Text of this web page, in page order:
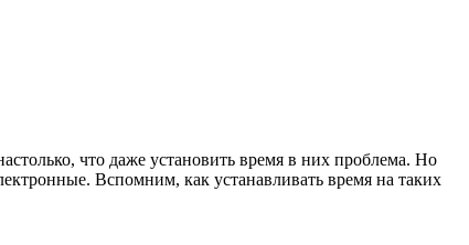
что даже установить время в них проблема. Но
Вспомним, как устанавливать время на таких